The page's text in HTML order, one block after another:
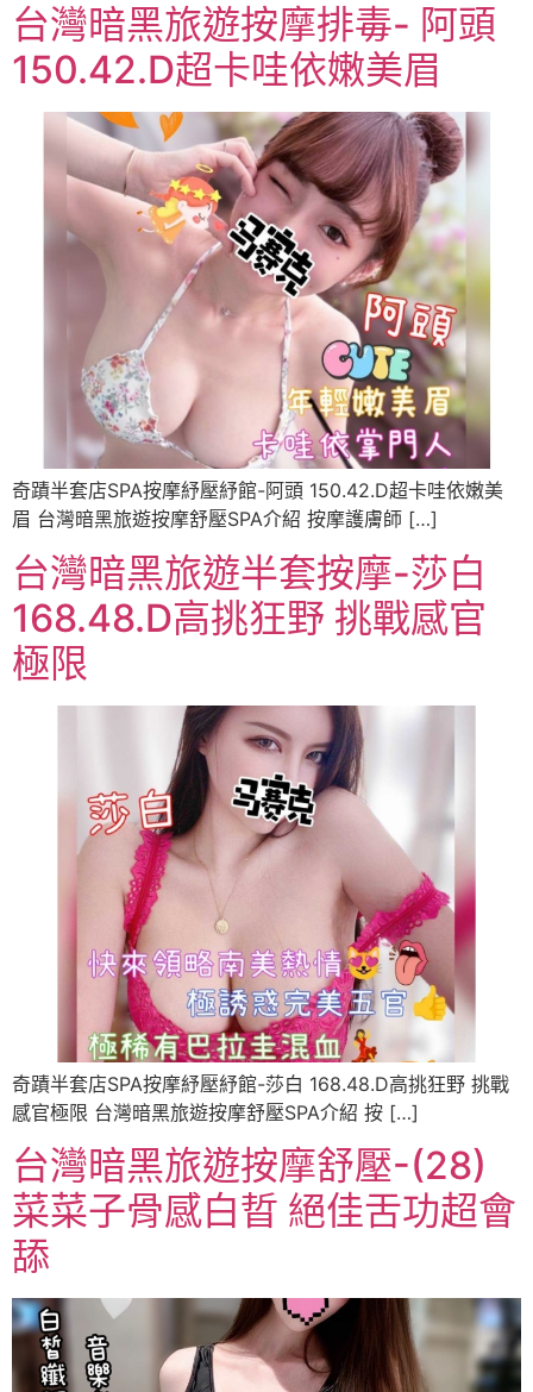
台灣暗黑旅遊按摩排毒- 阿頭
150.42.D超卡哇依嫩美眉
奇蹟半套店SPA按摩紓壓紓館-阿頭 150.42.D超卡哇依嫩美
眉 台灣暗黑旅遊按摩舒壓SPA介紹 按摩護膚師 […]
台灣暗黑旅遊半套按摩-莎白
168.48.D高挑狂野 挑戰感官
極限
奇蹟半套店SPA按摩紓壓紓館-莎白 168.48.D高挑狂野 挑戰
感官極限 台灣暗黑旅遊按摩舒壓SPA介紹 按 […]
台灣暗黑旅遊按摩舒壓-(28)
菜菜子骨感白晢 絕佳舌功超會
舔